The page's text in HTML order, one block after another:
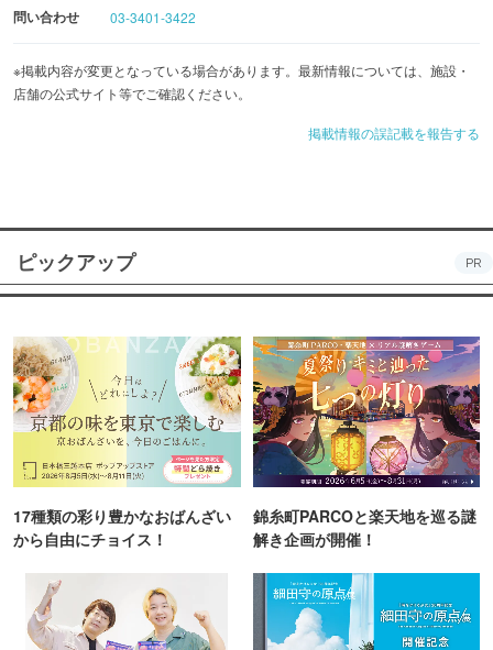
問い合わせ 03-3401-3422
※掲載内容が変更となっている場合があります。最新情報については、施設・
店舗の公式サイト等でご確認ください。
掲載情報の誤記載を報告する
ピックアップ PR
17種類の彩り豊かなおばんざい
から自由にチョイス！
錦糸町PARCOと楽天地を巡る謎
解き企画が開催！